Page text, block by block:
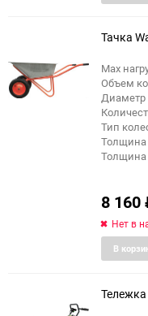
Тачка
Max
Объем
Диаметр
Тип
Толщина
8 160
Нет в
В